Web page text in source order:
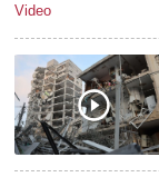
Video